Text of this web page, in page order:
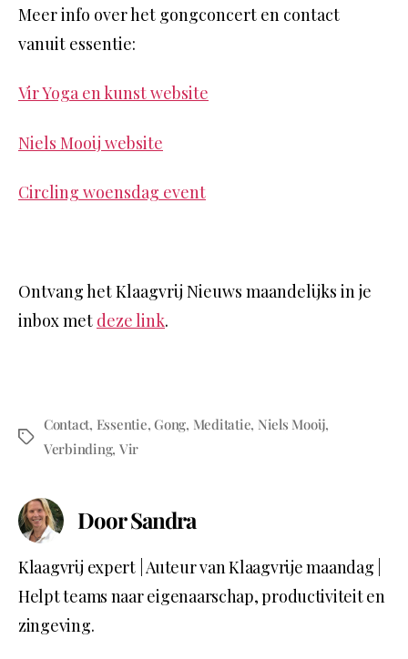
Meer info over het gongconcert en contact
vanuit essentie:
Vir Yoga en kunst website
Niels Mooij website
Circling woensdag event
Ontvang het Klaagvrij Nieuws maandelijks in je
inbox met deze link.
Contact, Essentie,Gong, Meditatie, Niels Mooij,
Verbinding, Vir
Door Sandra
Klaagvrij expert | Auteur van Klaagvrije maandag |
Helpt teams naar eigenaarschap, productiviteit en
zingeving.